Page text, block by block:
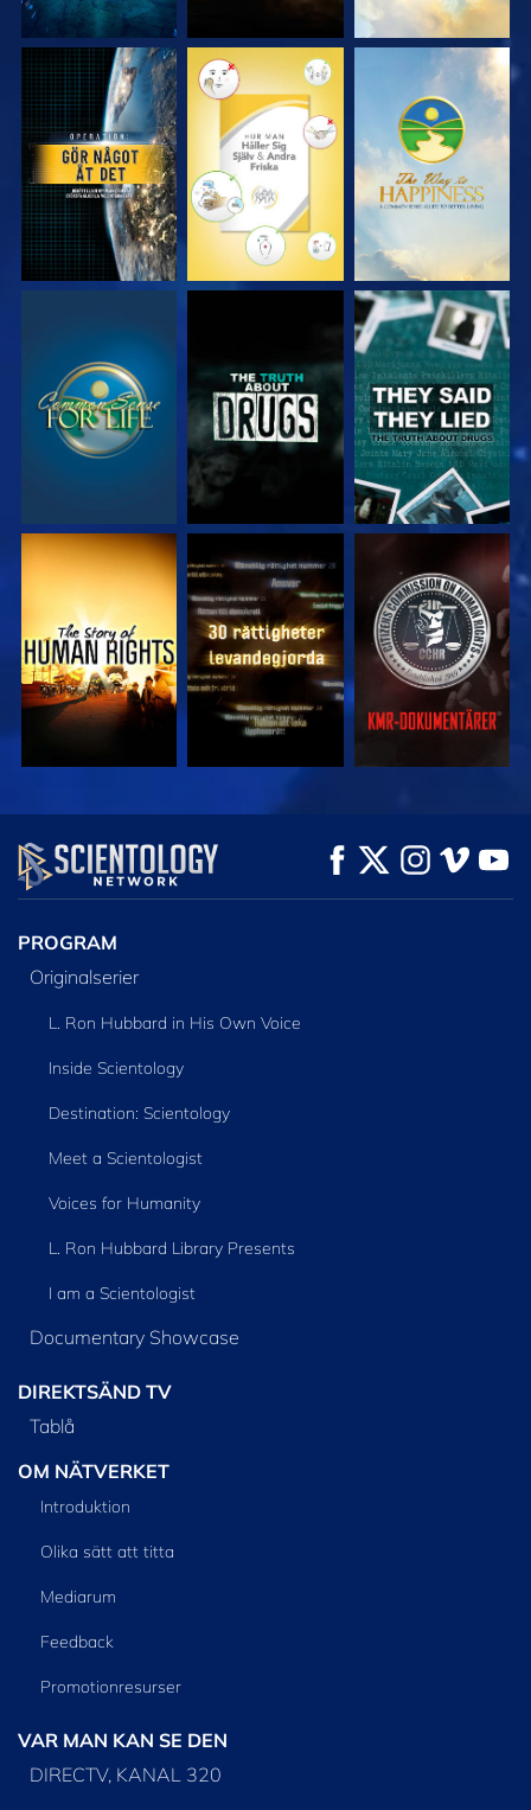
TITTA TITTA TITTA
TITTA TITTA TITTA
TITTA TITTA TITTA
TITTA
UTFORSKA
SERIEN
PROGRAM
Originalserier
L. Ron Hubbard in His Own Voice
Inside Scientology
Destination: Scientology
Meet a Scientologist
Voices for Humanity
L. Ron Hubbard Library Presents
I am a Scientologist
Documentary Showcase
DIREKTSÄND TV
Tablå
OM NÄTVERKET
Introduktion
Olika sätt att titta
Mediarum
Feedback
Promotionresurser
VAR MAN KAN SE DEN
DIRECTV, KANAL 320